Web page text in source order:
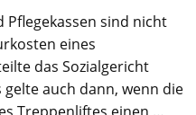
Pflegekassen sind nicht
eines
das Sozialgericht
auch dann, wenn die